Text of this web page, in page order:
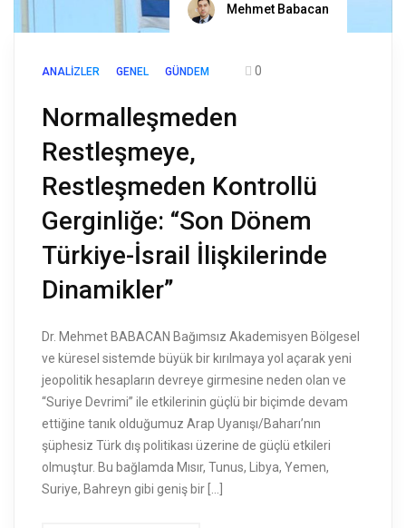
Mehmet Babacan
ANALIZLER GENEL GÜNDEM 0
Normalleşmeden
Restleşmeye,
Restleşmeden Kontrollü
Gerginliğe: “Son Dönem
Türkiye-İsrail İlişkilerinde
Dinamikler”
Dr. Mehmet BABACAN Bağımsız Akademisyen Bölgesel
ve küresel sistemde büyük bir kırılmaya yol açarak yeni
jeopolitik hesapların devreye girmesine neden olan ve
“Suriye Devrimi” ile etkilerinin güçlü bir biçimde devam
ettiğine tanık olduğumuz Arap Uyanışı/Baharı’nın
şüphesiz Türk dış politikası üzerine de güçlü etkileri
olmuştur. Bu bağlamda Mısır, Tunus, Libya, Yemen,
Suriye, Bahreyn gibi geniş bir […]